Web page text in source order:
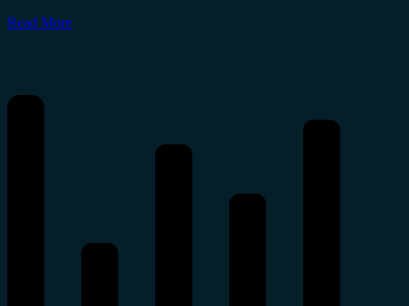
Read More